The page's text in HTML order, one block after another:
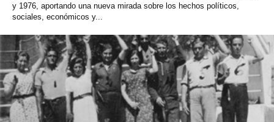
y 1976, aportando una nueva mirada sobre los hechos políticos,
sociales, económicos y...